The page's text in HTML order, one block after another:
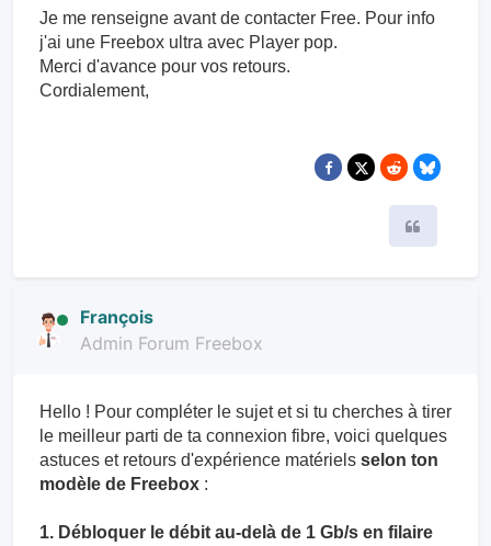
Je me renseigne avant de contacter Free. Pour info
j'ai une Freebox ultra avec Player pop.
Merci d'avance pour vos retours.
Cordialement,
François
Admin Forum Freebox
Hello ! Pour compléter le sujet et si tu cherches à tirer
le meilleur parti de ta connexion fibre, voici quelques
astuces et retours d'expérience matériels selon ton
modèle de Freebox :
1. Débloquer le débit au-delà de 1 Gb/s en filaire